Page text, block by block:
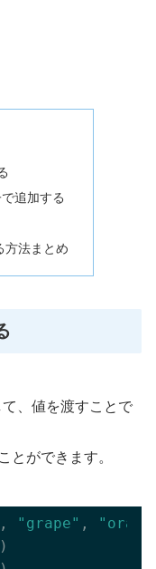
追加する
方法まとめ
、値を渡すことで
とができます。
, "grape" ,
)